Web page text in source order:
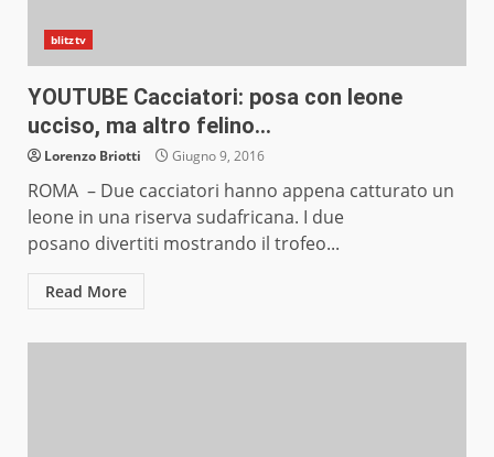
blitztv
YOUTUBE Cacciatori: posa con leone
ucciso, ma altro felino…
Lorenzo Briotti Giugno 9, 2016
ROMA – Due cacciatori hanno appena catturato un
leone in una riserva sudafricana. I due
posano divertiti mostrando il trofeo...
Read More